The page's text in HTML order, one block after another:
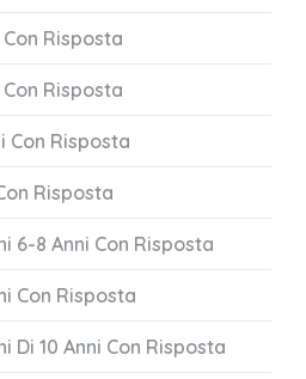
Risposta
Risposta
Con Risposta
Risposta
6-8 Anni Con Risposta
Con Risposta
Di 10 Anni Con Risposta